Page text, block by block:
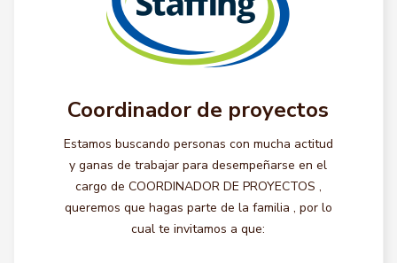
Coordinador de proyectos
Estamos buscando personas con mucha actitud
y ganas de trabajar para desempeñarse en el
cargo de COORDINADOR DE PROYECTOS ,
queremos que hagas parte de la familia , por lo
cual te invitamos a que: